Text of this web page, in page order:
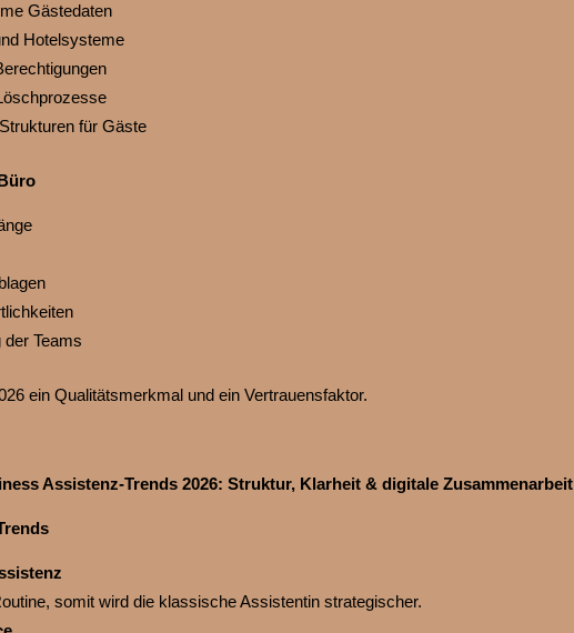
Gästedaten
Hotelsysteme
für Gäste
der Teams
ein Qualitätsmerkmal und ein Vertrauensfaktor.
Assistenz‑Trends 2026: Struktur, Klarheit & digitale Zusammenarbeit
somit wird die klassische Assistentin strategischer.